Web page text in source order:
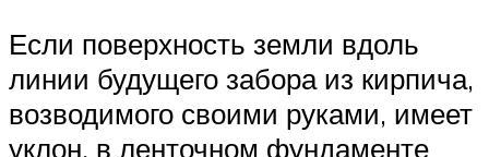
Если поверхность земли вдоль
линии будущего забора из кирпича,
возводимого своими руками, имеет
уклон, в ленточном фундаменте